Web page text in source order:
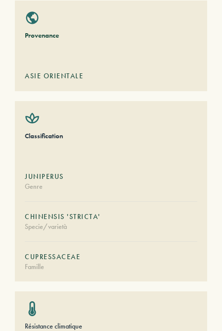
Provenance
ASIE ORIENTALE
Classification
JUNIPERUS
Genre
CHINENSIS 'STRICTA'
Specie/varietà
CUPRESSACEAE
Famille
Résistance climatique